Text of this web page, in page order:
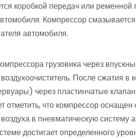
коробкой передач или
Компрессор
автомобиля.
грузовика через
После сжатия в
через пластинчатые
отметить, что компрессор
в пневматическую систему
достигает определенного